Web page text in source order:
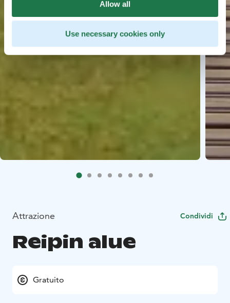
Allow all
Use necessary cookies only
Attrazione Condividi
Reipin alue
Gratuito